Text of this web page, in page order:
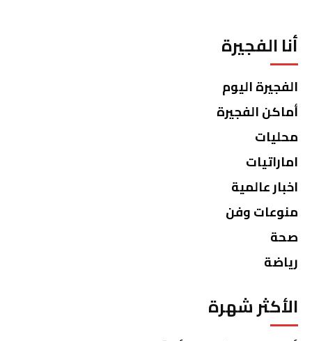
أنا الفجيرة
الفجيرة اليوم
أماكن الفجيرة
محليات
اماراتيات
اخبار عالمية
منوعات وفن
صحة
رياضة
الأكثر شهرة